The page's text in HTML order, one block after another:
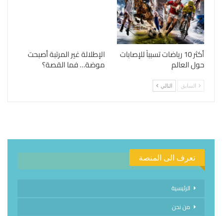
أكثر 10 رياضات تسبباً للإصابات
حول العالم
الإطلالة غير المرتبة أصبحت
موضة… فما القصة؟
السابق التالي
تعرف الى المنصة
الرئيسية
من نحن